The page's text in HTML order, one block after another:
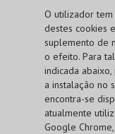
O utilizador
destes cookies
suplemento de
o efeito. Para
indicada
a instalação no
encontra-se
atualmente
Google